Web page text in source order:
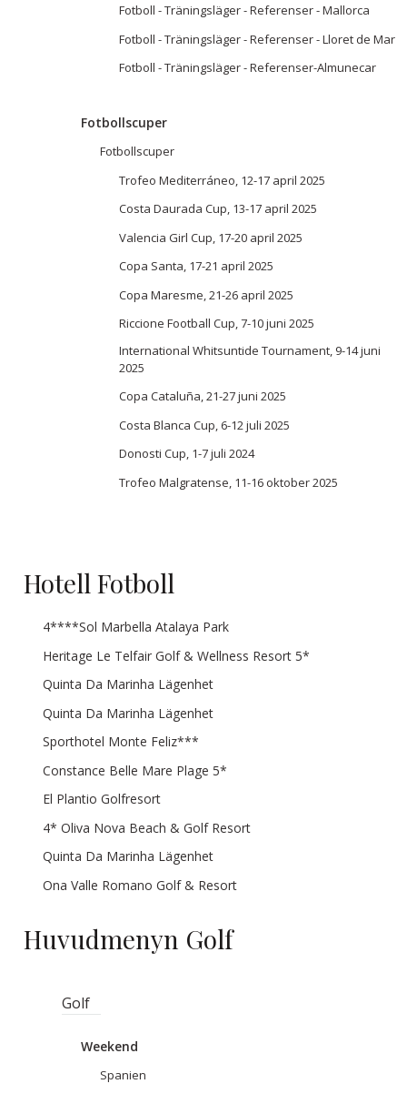
Fotboll - Träningsläger - Referenser - Mallorca
Fotboll - Träningsläger - Referenser - Lloret de Mar
Fotboll - Träningsläger - Referenser-Almunecar
Fotbollscuper
Fotbollscuper
Trofeo Mediterráneo, 12-17 april 2025
Costa Daurada Cup, 13-17 april 2025
Valencia Girl Cup, 17-20 april 2025
Copa Santa, 17-21 april 2025
Copa Maresme, 21-26 april 2025
Riccione Football Cup, 7-10 juni 2025
International Whitsuntide Tournament, 9-14 juni
2025
Copa Cataluña, 21-27 juni 2025
Costa Blanca Cup, 6-12 juli 2025
Donosti Cup, 1-7 juli 2024
Trofeo Malgratense, 11-16 oktober 2025
Hotell Fotboll
4****Sol Marbella Atalaya Park
Heritage Le Telfair Golf & Wellness Resort 5*
Quinta Da Marinha Lägenhet
Quinta Da Marinha Lägenhet
Sporthotel Monte Feliz***
Constance Belle Mare Plage 5*
El Plantio Golfresort
4* Oliva Nova Beach & Golf Resort
Quinta Da Marinha Lägenhet
Ona Valle Romano Golf & Resort
Huvudmenyn Golf
Golf
Weekend
Spanien